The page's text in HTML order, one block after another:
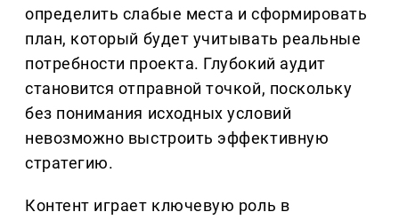
определить слабые места и сформировать
план, который будет учитывать реальные
потребности проекта. Глубокий аудит
становится отправной точкой, поскольку
без понимания исходных условий
невозможно выстроить эффективную
стратегию.
Контент играет ключевую роль в